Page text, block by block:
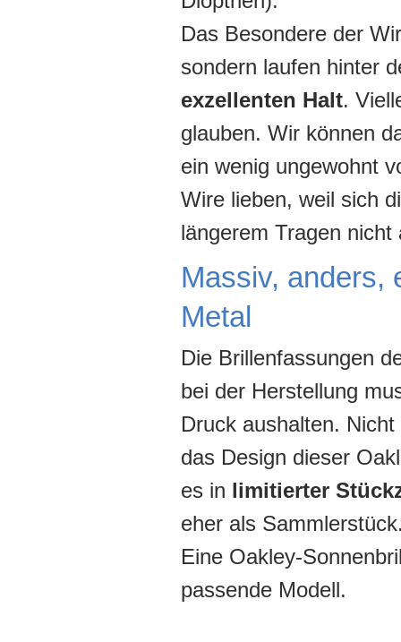
Das Besondere der
sondern laufen hinter
exzellenten Halt.
glauben. Wir können
ein wenig ungewohnt
Wire lieben, weil sich
längerem Tragen nicht
Massiv, anders,
Metal
Die Brillenfassungen
bei der Herstellung
Druck aushalten.
das Design dieser
es in limitierter
eher als
Eine Oakley-
passende Modell.